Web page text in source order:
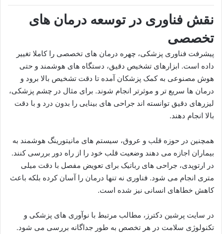
نقش فناوری در توسعه درمان های
تخصصی
پیشرفت فناوری پزشکی، چهره درمان های تخصصی را کاملا تغییر
داده است. ابزارهای تشخیص دقیق، دستگاه های هوشمند و حتی
هوش مصنوعی به کمک پزشکان آمده تا دقت تشخیص بالا برود و
درمان ها سریع تر و موثرتر انجام شوند. برای مثال در چشم پزشکی،
لیزرهای دقیق توانسته اند جراحی های بینایی را بدون درد و با دقت
بالا انجام دهند.
همچنین در حوزه قلب و عروق، سیستم های مانیتورینگ هوشمند به
بیماران اجازه می دهند وضعیت قلب خود را از راه دور بررسی کنند.
در ارتوپدی، جراحی های رباتیک برای تعویض مفصل با دقت میلی
متری انجام می شود. فناوری نه تنها درمان را آسان کرده بلکه باعث
کاهش خطاهای انسانی نیز شده است.
در سایت پرشین دکترز، مطالب مرتبط با نوآوری های پزشکی و
تکنولوژی سلامت در هر تخصص به طور جداگانه بررسی می شود.